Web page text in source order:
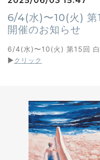
6/4(水)〜10(火) 第
開催のお知らせ
6/4(水)〜10(火) 第15回
▶︎クリック